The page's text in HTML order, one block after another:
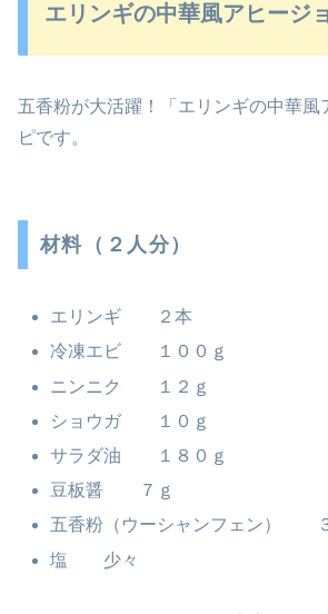
エリンギの中華風アヒージョ
五香粉が大活躍！「エリンギの中華風
ピです。
材料（２人分）
エリンギ ２本
冷凍エビ １００ｇ
ニンニク １２ｇ
ショウガ １０ｇ
サラダ油 １８０ｇ
豆板醤 ７ｇ
五香粉（ウーシャンフェン）
塩 少々